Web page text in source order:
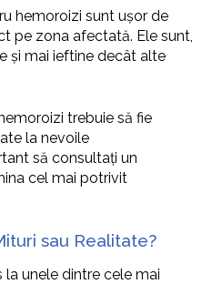
hemoroizi sunt ușor de
pe zona afectată. Ele sunt,
și mai ieftine decât alte
trebuie să fie
la nevoile
să consultați un
cel mai potrivit
sau Realitate?
unele dintre cele mai